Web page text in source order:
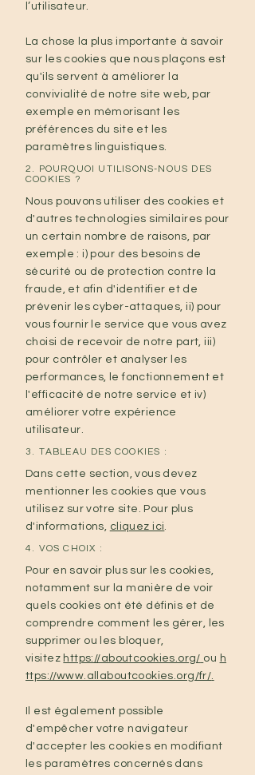
l’utilisateur.
La chose la plus importante à savoir
sur les cookies que nous plaçons est
qu'ils servent à améliorer la
convivialité de notre site web, par
exemple en mémorisant les
préférences du site et les
paramètres linguistiques.
2. POURQUOI UTILISONS-NOUS DES
COOKIES ?
Nous pouvons utiliser des cookies et
d'autres technologies similaires pour
un certain nombre de raisons, par
exemple : i) pour des besoins de
sécurité ou de protection contre la
fraude, et afin d'identifier et de
prévenir les cyber-attaques, ii) pour
vous fournir le service que vous avez
choisi de recevoir de notre part, iii)
pour contrôler et analyser les
performances, le fonctionnement et
l'efficacité de notre service et iv)
améliorer votre expérience
utilisateur.
3. TABLEAU DES COOKIES :
Dans cette section, vous devez
mentionner les cookies que vous
utilisez sur votre site. Pour plus
d'informations, cliquez ici.
4. VOS CHOIX :
Pour en savoir plus sur les cookies,
notamment sur la manière de voir
quels cookies ont été définis et de
comprendre comment les gérer, les
supprimer ou les bloquer,
visitez https://aboutcookies.org/ ou h
ttps://www.allaboutcookies.org/fr/.
Il est également possible
d'empêcher votre navigateur
d'accepter les cookies en modifiant
les paramètres concernés dans